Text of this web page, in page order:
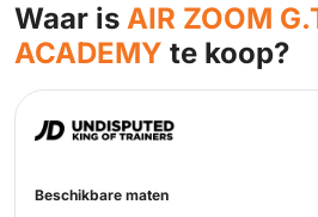
Waar is AIR ZOOM
ACADEMY te koop?
Beschikbare maten